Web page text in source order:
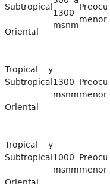
Subtropical
Oriental
1300
msnm
menor
Tropical y
Subtropical
Oriental
1300
msnmmenor
Tropical y
Subtropical 1000
msnmmenor